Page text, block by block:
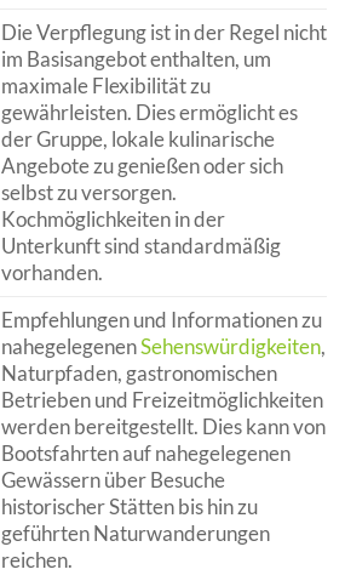
Die Verpflegung ist in der Regel nicht
im Basisangebot enthalten, um
maximale Flexibilität zu
gewährleisten. Dies ermöglicht es
der Gruppe, lokale kulinarische
Angebote zu genießen oder sich
selbst zu versorgen.
Kochmöglichkeiten in der
Unterkunft sind standardmäßig
vorhanden.
Empfehlungen und Informationen zu
nahegelegenenSehenswürdigkeiten,
Naturpfaden, gastronomischen
Betrieben und Freizeitmöglichkeiten
werden bereitgestellt. Dies kann von
Bootsfahrten auf nahegelegenen
Gewässern über Besuche
historischer Stätten bis hin zu
geführten Naturwanderungen
reichen.